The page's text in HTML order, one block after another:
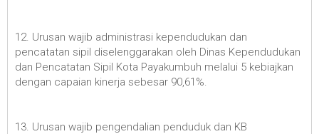
12. Urusan wajib administrasi kependudukan dan
pencatatan sipil diselenggarakan oleh Dinas Kependudukan
dan Pencatatan Sipil Kota Payakumbuh melalui 5 kebiajkan
dengan capaian kinerja sebesar 90,61%.
13. Urusan wajib pengendalian penduduk dan KB